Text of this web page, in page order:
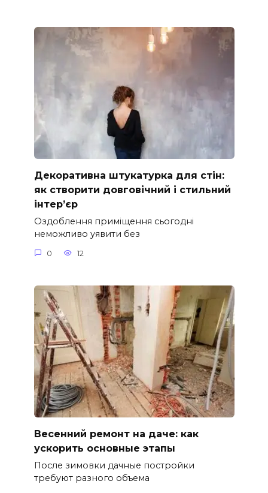
Декоративна штукатурка для стін:
як створити довговічний і стильний
інтер’єр
Оздоблення приміщення сьогодні
неможливо уявити без
0 12
Весенний ремонт на даче: как
ускорить основные этапы
После зимовки дачные постройки
требуют разного объема